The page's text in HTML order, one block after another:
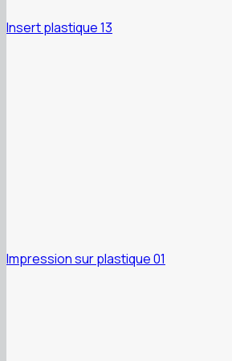
Insert plastique 13
Impression sur plastique 01